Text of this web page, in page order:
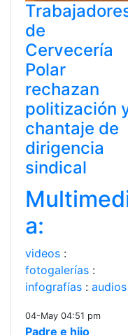
de
Cervecería
Polar
rechazan
politización
chantaje de
dirigencia
sindical
a:
videos :
fotogalerías :
infografías : audios
04-May 04:51 pm
Padre e hijo